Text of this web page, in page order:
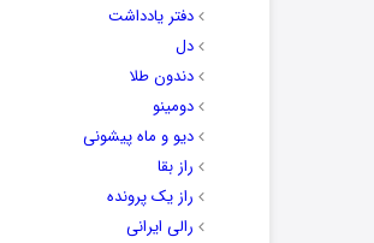
دفتر یادداشت
دل
دندون طلا
دومینو
دیو و ماه پیشونی
راز بقا
راز یک پرونده
رالی ایرانی